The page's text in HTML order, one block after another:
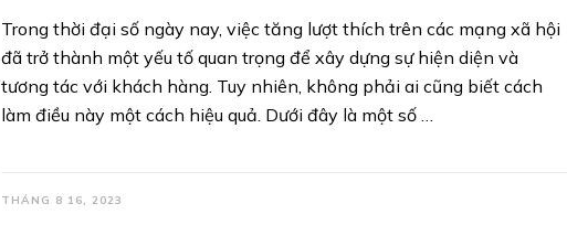
Trong thời đại số ngày nay, việc tăng lượt thích trên các mạng xã hội
đã trở thành một yếu tố quan trọng để xây dựng sự hiện diện và
tương tác với khách hàng. Tuy nhiên, không phải ai cũng biết cách
làm điều này một cách hiệu quả. Dưới đây là một số …
THÁNG 8 16, 2023